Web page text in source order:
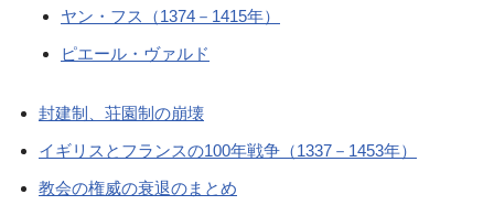
ヤン・フス（1374－1415年）
ピエール・ヴァルド
封建制、荘園制の崩壊
イギリスとフランスの100年戦争（1337－1453年）
教会の権威の衰退のまとめ